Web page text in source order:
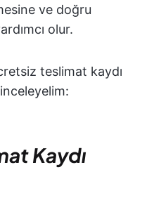
ve doğru
olur.
teslimat kaydı
inceleyelim:
Kaydı